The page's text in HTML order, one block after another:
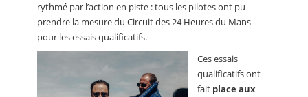
rythmé par l’action en piste : tous les pilotes ont pu
prendre la mesure du Circuit des 24 Heures du Mans
pour les essais qualificatifs.
Ces essais
qualificatifs ont
fait place aux